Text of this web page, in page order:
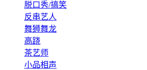
脱口秀/搞笑
反串艺人
舞狮舞龙
高跷
茶艺师
小品相声